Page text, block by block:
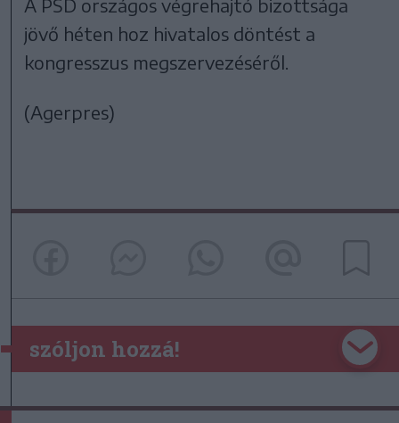
A PSD országos végrehajtó bizottsága
jövő héten hoz hivatalos döntést a
kongresszus megszervezéséről.
(Agerpres)
szóljon hozzá!